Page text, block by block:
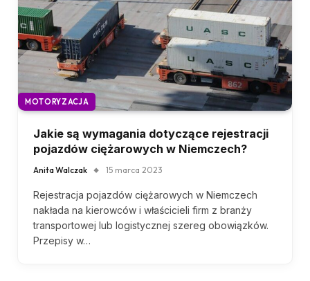
MOTORYZACJA
Jakie są wymagania dotyczące rejestracji
pojazdów ciężarowych w Niemczech?
Anita Walczak 15 marca 2023
Rejestracja pojazdów ciężarowych w Niemczech
nakłada na kierowców i właścicieli firm z branży
transportowej lub logistycznej szereg obowiązków.
Przepisy w…